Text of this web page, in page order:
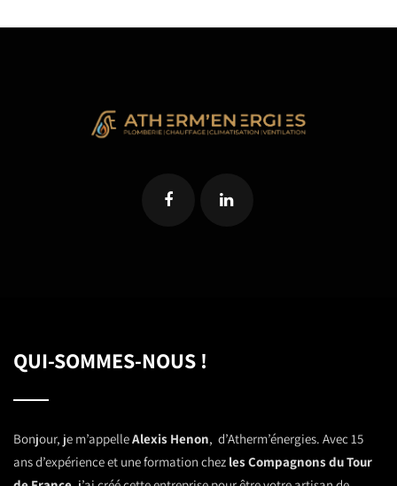
QUI-SOMMES-NOUS !
Bonjour, je m’appelleAlexis Henon, d’Atherm’énergies. Avec 15
ans d’expérience et une formation chez les Compagnons du Tour